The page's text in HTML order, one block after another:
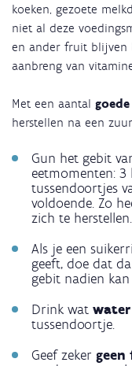
koeken, gezoete
niet al deze
en ander fruit blijven
aanbreng van
Met een aantal
herstellen na een
Gun het gebit
eetmomenten:
tussendoortjes
voldoende. Zo
zich te herstellen.
Als je een
geeft, doe dat
gebit nadien
Drink wat water
tussendoortje.
Geef zeker geen